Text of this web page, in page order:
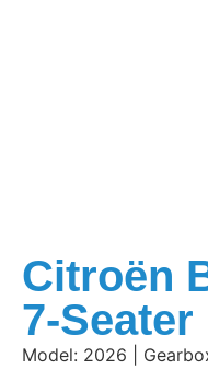
Citroën
7-Seater
Model: 2026 |